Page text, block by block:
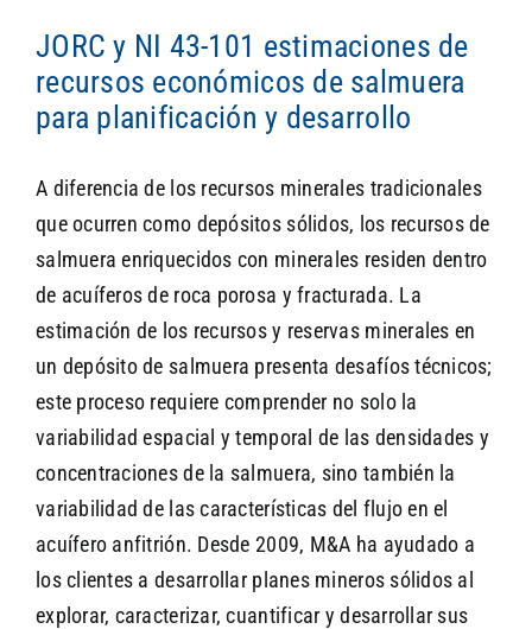
SEARCH
JORC y NI 43-101 estimaciones de
recursos económicos de salmuera
para planificación y desarrollo
A diferencia de los recursos minerales tradicionales
que ocurren como depósitos sólidos, los recursos de
salmuera enriquecidos con minerales residen dentro
de acuíferos de roca porosa y fracturada. La
estimación de los recursos y reservas minerales en
un depósito de salmuera presenta desafíos técnicos;
este proceso requiere comprender no solo la
variabilidad espacial y temporal de las densidades y
concentraciones de la salmuera, sino también la
variabilidad de las características del flujo en el
acuífero anfitrión. Desde 2009, M&A ha ayudado a
los clientes a desarrollar planes mineros sólidos al
explorar, caracterizar, cuantificar y desarrollar sus